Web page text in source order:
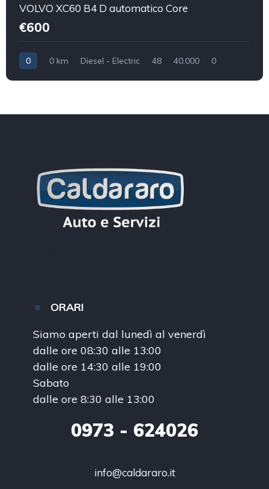
VOLVO XC60 B4 D automatico Core
€600
0 0 km Diesel - Electric 48 40.000 0
ORARI
Siamo aperti dal lunedì al venerdì
dalle ore 08:30 alle 13:00
dalle ore 14:30 alle 19:00
Sabato
dalle ore 8:30 alle 13:00
0973 - 624026
info@caldararo.it